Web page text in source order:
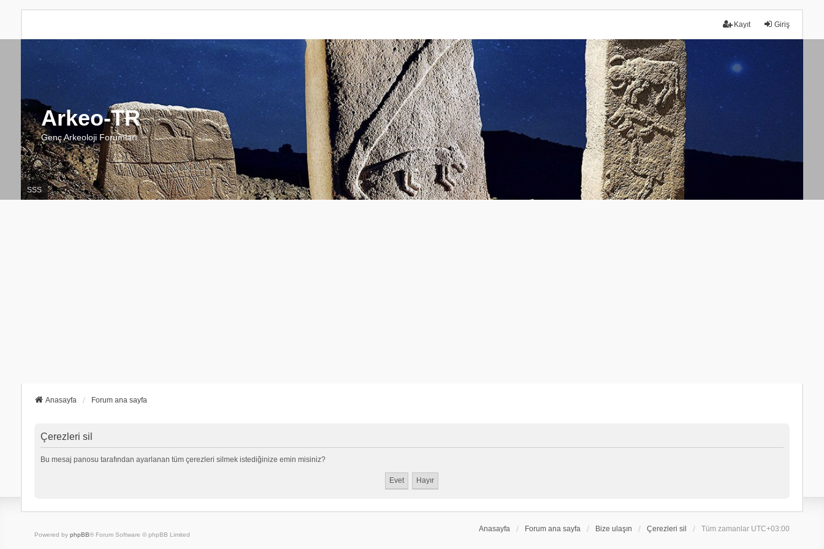
Giriş
Kayıt
Arkeo-TR
Genç Arkeoloji Forumları
SSS
Anasayfa Forum ana sayfa
Çerezleri sil
Bu mesaj panosu tarafından ayarlanan tüm çerezleri silmek istediğinize emin misiniz?
Anasayfa Forum ana sayfa Bize ulaşın Çerezleri sil Tüm zamanlar UTC+03:00
Powered by phpBB® Forum Software © phpBB Limited